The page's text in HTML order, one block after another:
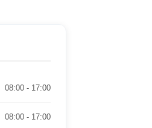
08:00 - 17:00
08:00 - 17:00